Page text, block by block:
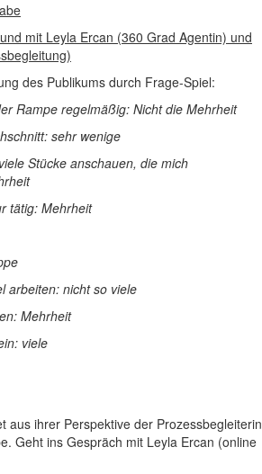
mit Leyla Ercan (360 Grad Agentin) und
des Publikums durch Frage-Spiel:
Rampe regelmäßig: Nicht die Mehrheit
sehr wenige
Stücke anschauen, die mich
tätig: Mehrheit
arbeiten: nicht so viele
Mehrheit
viele
aus ihrer Perspektive der Prozessbegleiterin
Geht ins Gespräch mit Leyla Ercan (online